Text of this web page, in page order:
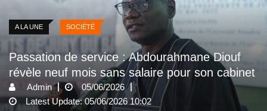
A LA UNE SOCIÉTÉ
Passation de service : Abdourahmane Diouf
révèle neuf mois sans salaire pour son cabinet
Admin
05/06/2026
Latest Update: 05/06/2026 10:02